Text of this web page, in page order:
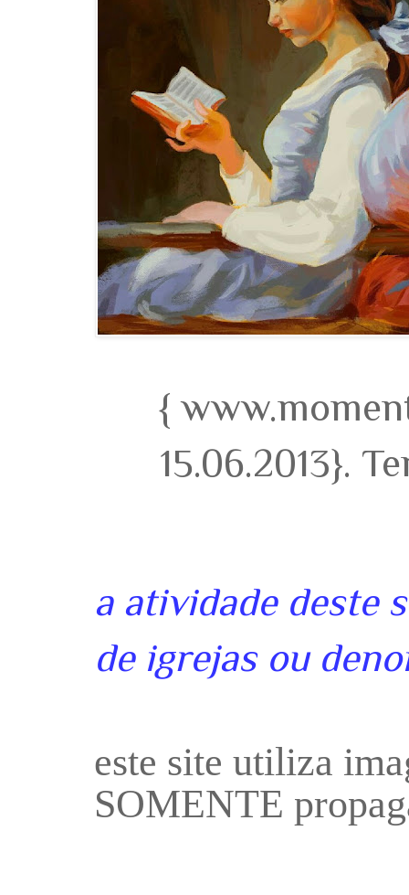
{
15.06.2013}.
a atividade deste
de igrejas ou
este site utiliza
SOMENTE